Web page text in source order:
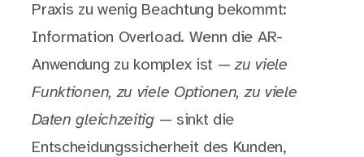
Praxis zu wenig Beachtung bekommt:
Information Overload. Wenn die AR-
Anwendung zu komplex ist —zu viele
Funktionen, zu viele Optionen, zu viele
Daten gleichzeitig— sinkt die
Entscheidungssicherheit des Kunden,